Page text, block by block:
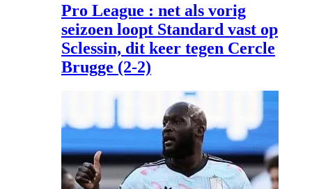
Pro League : net als vorig
seizoen loopt Standard vast op
Sclessin, dit keer tegen Cercle
Brugge (2-2)